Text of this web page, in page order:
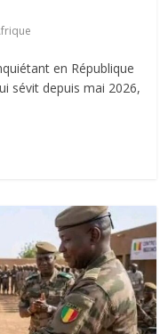
en République
sévit depuis mai 2026,